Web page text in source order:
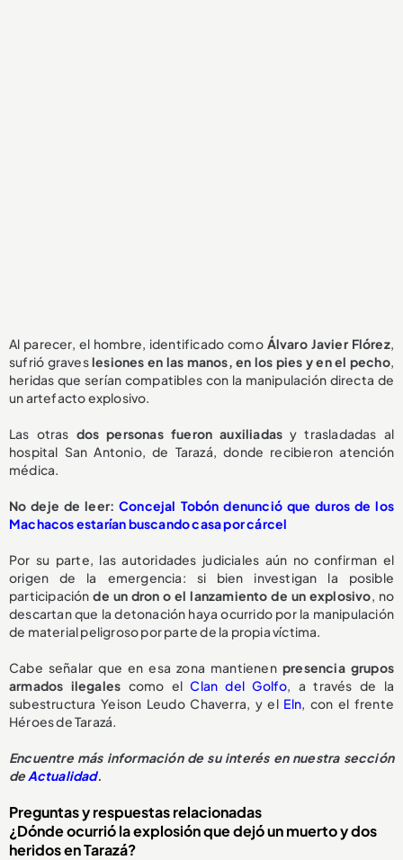
Al parecer, el hombre, identificado como Álvaro Javier Flórez,
sufrió graveslesiones en las manos, en los pies y en el pecho,
heridas que serían compatibles con la manipulación directa de
un artefacto explosivo.
Las otras dos personas fueron auxiliadas y trasladadas al
hospital San Antonio, de Tarazá, donde recibieron atención
médica.
No deje de leer: Concejal Tobón denunció que duros de los
Machacos estarían buscando casa por cárcel
Por su parte, las autoridades judiciales aún no confirman el
origen de la emergencia: si bien investigan la posible
participaciónde un dron o el lanzamiento de un explosivo, no
descartan que la detonación haya ocurrido por la manipulación
de material peligroso por parte de la propia víctima.
Cabe señalar que en esa zona mantienen presencia grupos
armados ilegales como elClan del Golfo, a través de la
subestructura Yeison Leudo Chaverra, y el Eln, con el frente
Héroes de Tarazá.
Encuentre más información de su interés en nuestra sección
deActualidad.
Preguntas y respuestas relacionadas
¿Dónde ocurrió la explosión que dejó un muerto y dos
heridos en Tarazá?